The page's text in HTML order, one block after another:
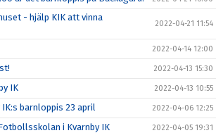
- hjälp KIK att vinna
2022-04-21 11:54
2022-04-14 12:00
2022-04-13 15:30
IK 2022-04-13 10:55
IK:s barnloppis 23 april 2022-04-06 12:25
i Kvarnby IK 2022-04-05 19:31